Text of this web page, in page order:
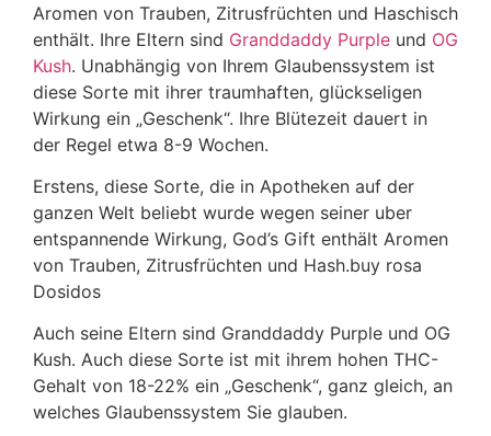
Aromen von Trauben, Zitrusfrüchten und Haschisch
enthält. Ihre Eltern sind Granddaddy Purple und OG
Kush. Unabhängig von Ihrem Glaubenssystem ist
diese Sorte mit ihrer traumhaften, glückseligen
Wirkung ein „Geschenk“. Ihre Blütezeit dauert in
der Regel etwa 8-9 Wochen.
Erstens, diese Sorte, die in Apotheken auf der
ganzen Welt beliebt wurde wegen seiner uber
entspannende Wirkung, God’s Gift enthält Aromen
von Trauben, Zitrusfrüchten und Hash.buy rosa
Dosidos
Auch seine Eltern sind Granddaddy Purple und OG
Kush. Auch diese Sorte ist mit ihrem hohen THC-
Gehalt von 18-22% ein „Geschenk“, ganz gleich, an
welches Glaubenssystem Sie glauben.